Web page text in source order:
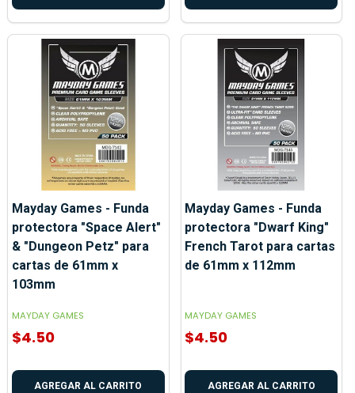
Mayday Games - Funda
protectora "Space Alert"
& "Dungeon Petz" para
cartas de 61mm x
103mm
MAYDAY GAMES
$4.50
AGREGAR AL CARRITO
Mayday Games - Funda
protectora "Dwarf King"
French Tarot para cartas
de 61mm x 112mm
MAYDAY GAMES
$4.50
AGREGAR AL CARRITO